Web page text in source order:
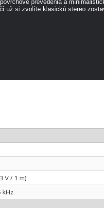
prevedenia a
už si zvolíte klasickú stereo
V / 1 m)
kHz